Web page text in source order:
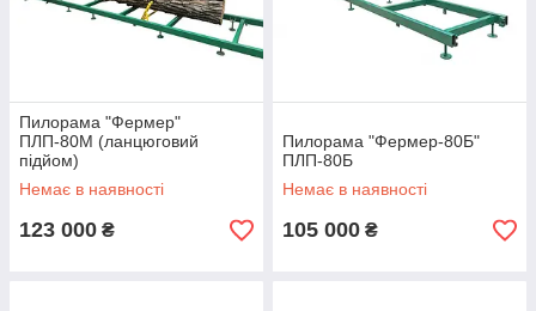
Пилорама "Фермер"
ПЛП-80М (ланцюговий
підйом)
Немає в наявності
123 000 ₴
Пилорама "Фермер-80Б"
ПЛП-80Б
Немає в наявності
105 000 ₴